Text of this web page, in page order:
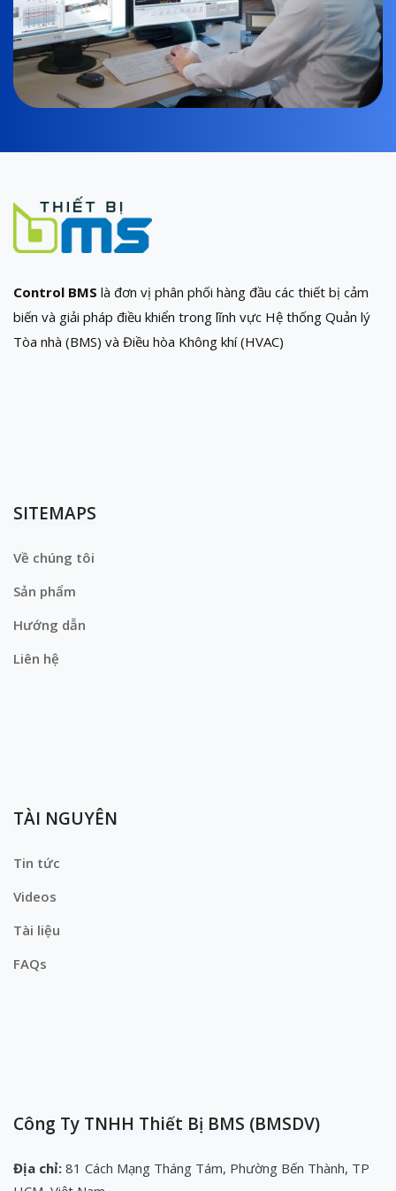
Control BMS là đơn vị phân phối hàng đầu các thiết bị cảm
biến và giải pháp điều khiển trong lĩnh vực Hệ thống Quản lý
Tòa nhà (BMS) và Điều hòa Không khí (HVAC)
SITEMAPS
Về chúng tôi
Sản phẩm
Hướng dẫn
Liên hệ
TÀI NGUYÊN
Tin tức
Videos
Tài liệu
FAQs
Công Ty TNHH Thiết Bị BMS (BMSDV)
Địa chỉ: 81 Cách Mạng Tháng Tám, Phường Bến Thành, TP